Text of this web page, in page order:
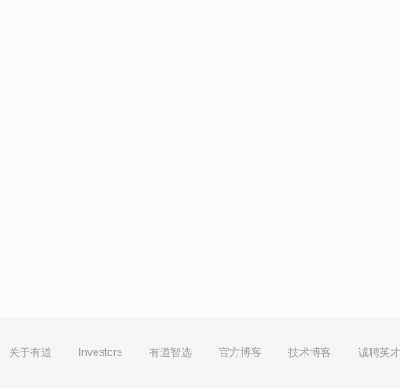
关于有道 Investors 有道智选 官方博客 技术博客 诚聘英才